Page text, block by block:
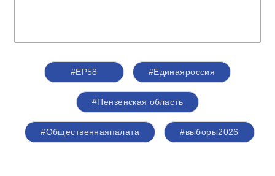
#ЕР58 #Единаяроссия
#Пензенская область
#Общественнаяпалата #выборы2026